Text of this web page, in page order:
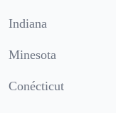
Indiana
Minesota
Conécticut